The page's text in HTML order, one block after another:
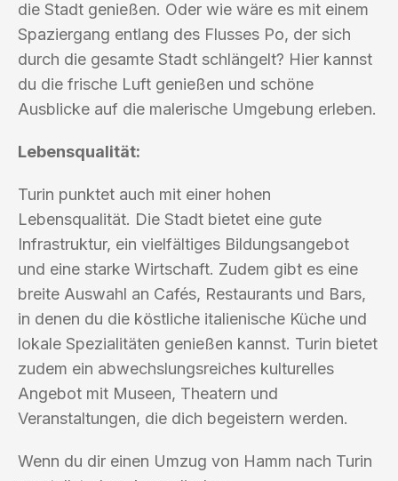
die Stadt genießen. Oder wie wäre es mit einem
Spaziergang entlang des Flusses Po, der sich
durch die gesamte Stadt schlängelt? Hier kannst
du die frische Luft genießen und schöne
Ausblicke auf die malerische Umgebung erleben.
Lebensqualität:
Turin punktet auch mit einer hohen
Lebensqualität. Die Stadt bietet eine gute
Infrastruktur, ein vielfältiges Bildungsangebot
und eine starke Wirtschaft. Zudem gibt es eine
breite Auswahl an Cafés, Restaurants und Bars,
in denen du die köstliche italienische Küche und
lokale Spezialitäten genießen kannst. Turin bietet
zudem ein abwechslungsreiches kulturelles
Angebot mit Museen, Theatern und
Veranstaltungen, die dich begeistern werden.
Wenn du dir einen Umzug von Hamm nach Turin